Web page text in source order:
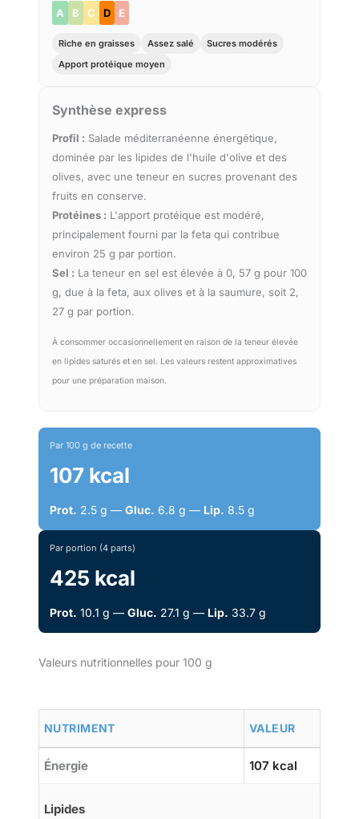
A B C D E
Riche en graisses Assez salé
Sucres modérés
Apport protéique moyen
Synthèse express
Profil : Salade méditerranéenne énergétique,
dominée par les lipides de l'huile d'olive et des
olives, avec une teneur en sucres provenant des
fruits en conserve.
Protéines : L'apport protéique est modéré,
principalement fourni par la feta qui contribue
environ 25 g par portion.
Sel : La teneur en sel est élevée à 0, 57 g pour 100
g, due à la feta, aux olives et à la saumure, soit 2,
27 g par portion.
À consommer occasionnellement en raison de la teneur élevée
en lipides saturés et en sel. Les valeurs restent approximatives
pour une préparation maison.
Par 100 g de recette
107 kcal
Prot. 2.5 g — Gluc. 6.8 g — Lip. 8.5 g
Par portion (4 parts)
425 kcal
Prot. 10.1 g — Gluc. 27.1 g — Lip. 33.7 g
Valeurs nutritionnelles pour 100 g
NUTRIMENT VALEUR
Énergie 107 kcal
Lipides